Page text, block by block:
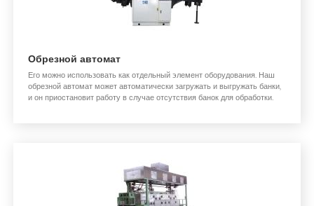
Обрезной автомат
Его можно использовать как отдельный элемент оборудования. Наш
обрезной автомат может автоматически загружать и выгружать банки,
и он приостановит работу в случае отсутствия банок для обработки.